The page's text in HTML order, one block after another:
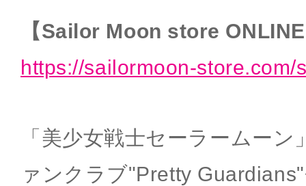
【Sailor Moon store
https://sailormoon-store.com/
「美少女戦士セーラームー
ァンクラブ"Pretty